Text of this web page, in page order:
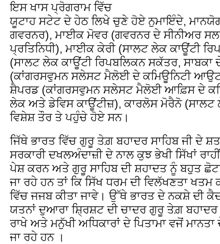
ਇਸ ਖਾਸ ਪ੍ਰੋਗਰਾਮ ਵਿੱਚ
ਯੂਟਾਹ ਸਟੇਟ ਦੇ ਹੇਠ ਲਿਖੇ ਚੁਣੇ ਹੋਏ ਨੁਮਾਇੰਦੇ,
ਗਵਰਨਰ), ਮਾਈਕ ਮੋਵਰ (ਗਵਰਨਰ ਦੇ ਸੀਨੀਅਰ
ਪ੍ਰਤਿਨਿਧੀ), ਮਾਈਕ ਕੇਰੀ (ਸਾਲਟ ਲੇਕ ਕਾਊਂਟੀ
(ਸਾਲਟ ਲੇਕ ਕਾਊਂਟੀ ਰਿਪਬਲਿਕਨ ਸਕੱਤਰ,
(ਕਾਂਗਰਸਵੁਮਨ ਸਲੇਸਟ ਮੈਲੋਈ ਦੇ ਕਮਿਊਨਿਟੀ
ਸ਼ੈਪਰਡ (ਕਾਂਗਰਸਵੁਮਨ ਸਲੇਸਟ ਮੈਲੋਈ ਆਫ਼ਿਸ ਦੇ
ਲੇਕ ਅਤੇ ਡੇਵਿਸ ਕਾਊਂਟੀਜ਼), ਕਾਰਲੋਸ ਮੋਰੈਨੋ (ਸਾਲਟ
ਵਿਸ਼ੇਸ਼ ਤੌਰ ਤੇ ਪਹੁੰਚੇ ਹੋਏ ਸਨ।
ਜਿੱਥੇ ਭਾਰਤ ਵਿੱਚ ਗੁਰੂ ਤੇਗ਼ ਬਹਾਦਰ ਸਾਹਿਬ ਜੀ ਦੇ
ਸਰਕਾਰੀ ਦਖਲਅੰਦਾਜ਼ੀ ਦੇ ਨਾਲ ਕੁਝ ਭੇਖੀ ਸਿੱਖਾਂ
ਪੇਸ਼ ਕਰਨ ਅਤੇ ਗੁਰੂ ਸਾਹਿਬ ਦੀ ਸ਼ਹਾਦਤ ਨੂੰ ਬਹੁਤ
ਜਾ ਰਹੇ ਹਨ ਤਾਂ ਕਿ ਸਿੱਖ ਧਰਮ ਦੀ ਵਿਲੱਖਣਤਾ
ਵਿੱਚ ਜਜਬ ਕੀਤਾ ਜਾਵੇ। ਉੱਥੇ ਭਾਰਤ ਦੇ ਨਕਸ਼ੇ ਦੀ
ਯਤਨਾਂ ਦੁਆਰਾ ਸ਼੍ਰਿਸ਼ਟ ਦੀ ਚਾਦਰ ਗੁਰੂ ਤੇਗ਼ ਬਹਾਦਰ
ਰਾਖੇ ਅਤੇ ਮਨੁੱਖੀ ਅਧਿਕਾਰਾਂ ਦੇ ਪਿਤਾਮਾ ਵਜੋਂ
ਜਾ ਰਹੇ ਹਨ ।